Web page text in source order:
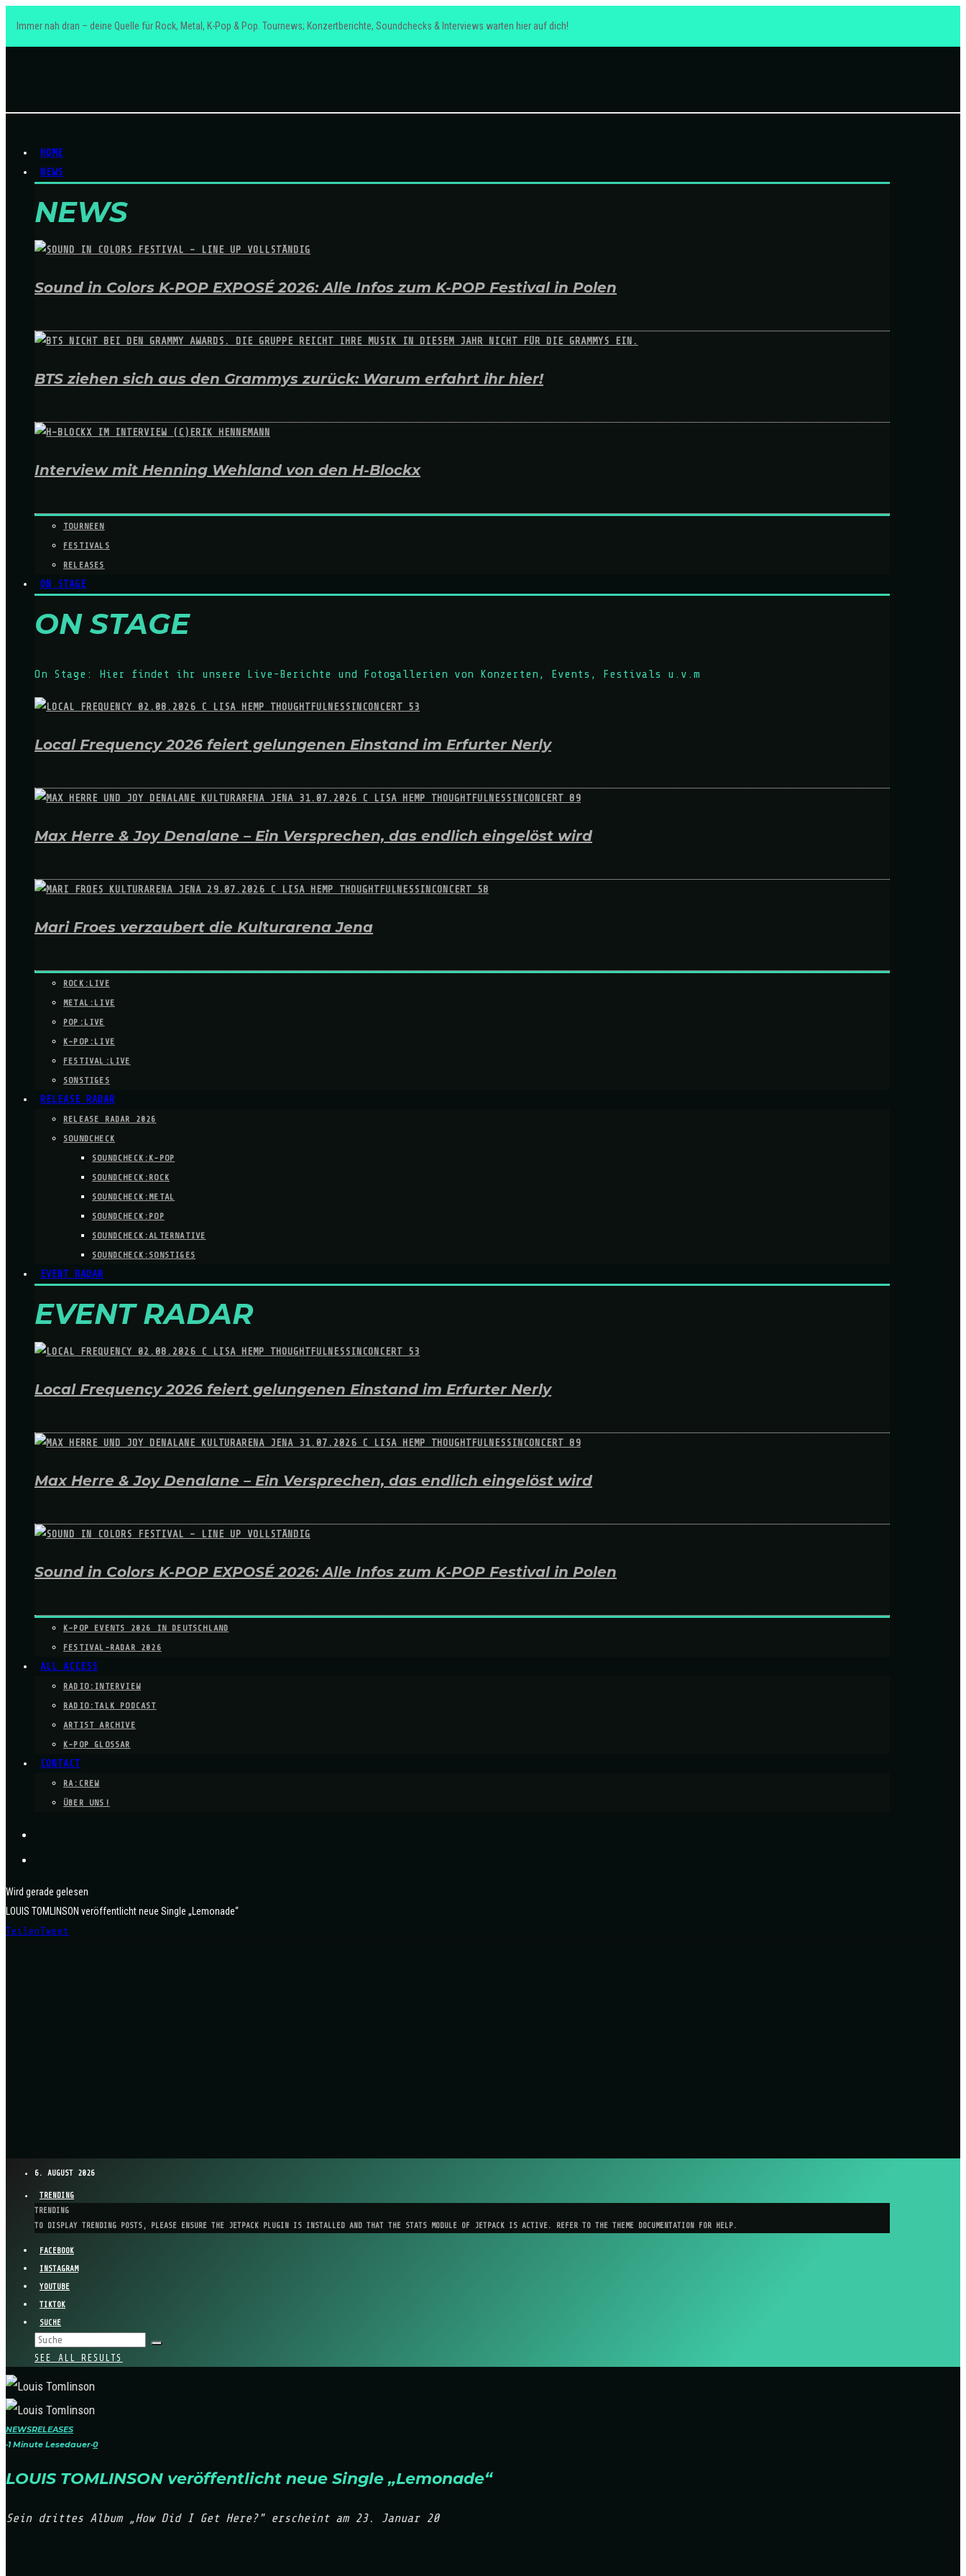
Immer nah dran – deine Quelle für Rock, Metal, K-Pop & Pop. Tournews; Konzertberichte, Soundchecks & Interviews warten hier auf dich!
HOME
NEWS
NEWS
Sound in Colors K-POP EXPOSÉ 2026: Alle Infos zum K-POP Festival in Polen
BTS ziehen sich aus den Grammys zurück: Warum erfahrt ihr hier!
Interview mit Henning Wehland von den H-Blockx
TOURNEEN
FESTIVALS
RELEASES
ON STAGE
ON STAGE
On Stage: Hier findet ihr unsere Live-Berichte und Fotogallerien von Konzerten, Events, Festivals u.v.m
Local Frequency 2026 feiert gelungenen Einstand im Erfurter Nerly
Max Herre & Joy Denalane – Ein Versprechen, das endlich eingelöst wird
Mari Froes verzaubert die Kulturarena Jena
ROCK:LIVE
METAL:LIVE
POP:LIVE
K-POP:LIVE
FESTIVAL:LIVE
SONSTIGES
RELEASE RADAR
RELEASE RADAR 2026
SOUNDCHECK
SOUNDCHECK:K-POP
SOUNDCHECK:ROCK
SOUNDCHECK:METAL
SOUNDCHECK:POP
SOUNDCHECK:ALTERNATIVE
SOUNDCHECK:SONSTIGES
EVENT RADAR
EVENT RADAR
Local Frequency 2026 feiert gelungenen Einstand im Erfurter Nerly
Max Herre & Joy Denalane – Ein Versprechen, das endlich eingelöst wird
Sound in Colors K-POP EXPOSÉ 2026: Alle Infos zum K-POP Festival in Polen
K-POP EVENTS 2026 IN DEUTSCHLAND
FESTIVAL-RADAR 2026
ALL ACCESS
RADIO:INTERVIEW
RADIO:TALK PODCAST
ARTIST ARCHIVE
K-POP GLOSSAR
CONTACT
RA:CREW
ÜBER UNS!
Wird gerade gelesen
LOUIS TOMLINSON veröffentlicht neue Single „Lemonade“
Teilen Tweet
6. AUGUST 2026
TRENDING
TRENDING
TO DISPLAY TRENDING POSTS, PLEASE ENSURE THE JETPACK PLUGIN IS INSTALLED AND THAT THE STATS MODULE OF JETPACK IS ACTIVE. REFER TO THE THEME DOCUMENTATION FOR HELP.
FACEBOOK
INSTAGRAM
YOUTUBE
TIKTOK
SUCHE
SEE ALL RESULTS
NEWSRELEASES
·1 Minute Lesedauer·0
LOUIS TOMLINSON veröffentlicht neue Single „Lemonade“
Sein drittes Album „How Did I Get Here?" erscheint am 23. Januar 20